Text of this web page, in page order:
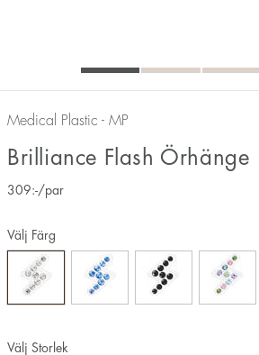
Medical Plastic - MP
Brilliance Flash Örhänge
309:-/par
Välj Storlek
Välj Färg